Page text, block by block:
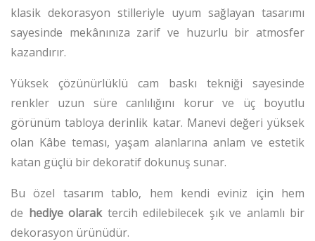
klasik dekorasyon stilleriyle uyum sağlayan tasarımı
sayesinde mekânınıza zarif ve huzurlu bir atmosfer
kazandırır.
Yüksek çözünürlüklü cam baskı tekniği sayesinde
renkler uzun süre canlılığını korur ve üç boyutlu
görünüm tabloya derinlik katar. Manevi değeri yüksek
olan Kâbe teması, yaşam alanlarına anlam ve estetik
katan güçlü bir dekoratif dokunuş sunar.
Bu özel tasarım tablo, hem kendi eviniz için hem
de hediye olaraktercih edilebilecek şık ve anlamlı bir
dekorasyon ürünüdür.